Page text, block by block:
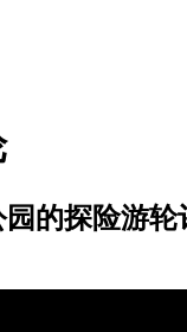
的探险游轮